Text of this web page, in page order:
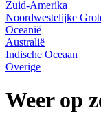
Zuid-Amerika
Noordwestelijke
Oceanië
Australië
Indische Oceaan
Overige
Weer op